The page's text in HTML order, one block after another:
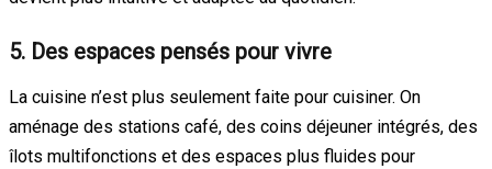
5. Des espaces pensés pour vivre
La cuisine n’est plus seulement faite pour cuisiner. On
aménage des stations café, des coins déjeuner intégrés, des
îlots multifonctions et des espaces plus fluides pour